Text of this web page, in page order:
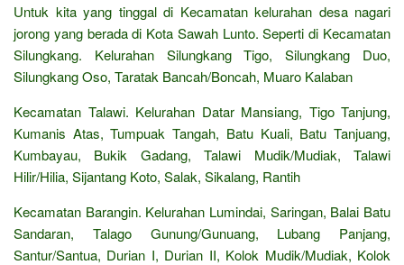
Untuk kita yang tinggal di Kecamatan kelurahan desa nagari
jorong yang berada di Kota Sawah Lunto. Seperti di Kecamatan
Silungkang. Kelurahan Silungkang Tigo, Silungkang Duo,
Silungkang Oso, Taratak Bancah/Boncah, Muaro Kalaban
Kecamatan Talawi. Kelurahan Datar Mansiang, Tigo Tanjung,
Kumanis Atas, Tumpuak Tangah, Batu Kuali, Batu Tanjuang,
Kumbayau, Bukik Gadang, Talawi Mudik/Mudiak, Talawi
Hilir/Hilia, Sijantang Koto, Salak, Sikalang, Rantih
Kecamatan Barangin. Kelurahan Lumindai, Saringan, Balai Batu
Sandaran, Talago Gunung/Gunuang, Lubang Panjang,
Santur/Santua, Durian I, Durian II, Kolok Mudik/Mudiak, Kolok